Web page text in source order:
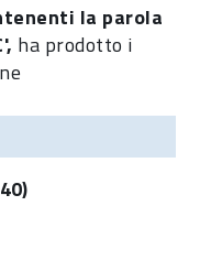
la parola
ha prodotto i